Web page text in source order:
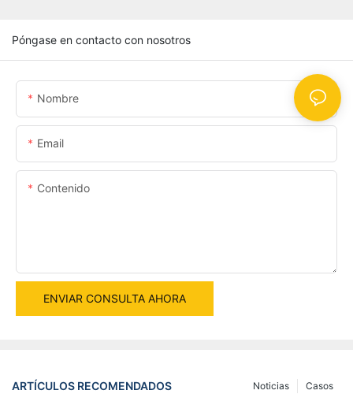
Póngase en contacto con nosotros
Nombre
Email
Contenido
ENVIAR CONSULTA AHORA
ARTÍCULOS RECOMENDADOS Casos
Noticias